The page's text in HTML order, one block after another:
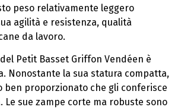
peso relativamente leggero
agilità e resistenza, qualità
da lavoro.
Petit Basset Griffon Vendéen è
Nonostante la sua statura compatta,
ben proporzionato che gli conferisce
Le sue zampe corte ma robuste sono